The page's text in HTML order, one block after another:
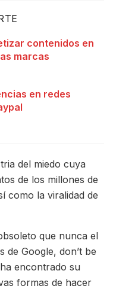
contenidos en
marcas
en redes
del miedo cuya
de los millones de
como la viralidad de
que nunca el
Google, don’t be
encontrado su
formas de hacer